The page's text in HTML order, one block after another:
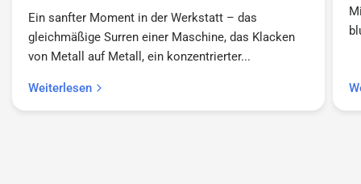
Ein sanfter Moment in der Werkstatt – das
gleichmäßige Surren einer Maschine, das Klacken
von Metall auf Metall, ein konzentrierter...
Weiterlesen